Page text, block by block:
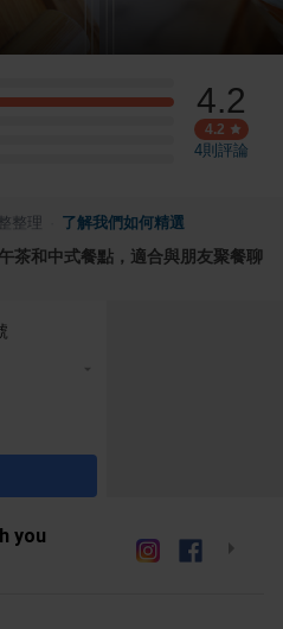
4.2
4.2
4則評論
整理 了解我們如何精選
茶和中式餐點，適合與朋友聚餐聊
you